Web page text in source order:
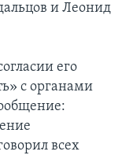
и Леонид
его
с органами
всех